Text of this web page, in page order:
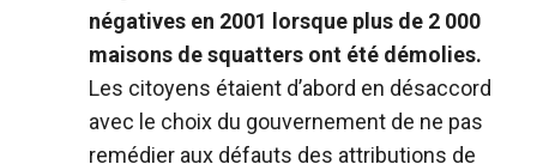
négatives en 2001 lorsque plus de 2 000
maisons de squatters ont été démolies.
Les citoyens étaient d’abord en désaccord
avec le choix du gouvernement de ne pas
remédier aux défauts des attributions de